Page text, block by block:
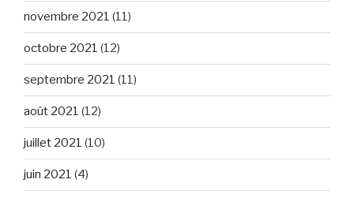
novembre 2021 (11)
octobre 2021 (12)
septembre 2021 (11)
août 2021 (12)
juillet 2021 (10)
juin 2021 (4)